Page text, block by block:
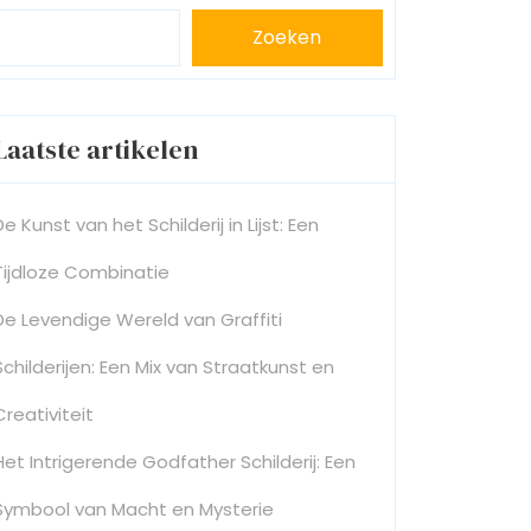
Zoeken
artikelen
Kunst van het Schilderij in Lijst: Een
Combinatie
Levendige Wereld van Graffiti
Een Mix van Straatkunst en
Intrigerende Godfather Schilderij: Een
van Macht en Mysterie